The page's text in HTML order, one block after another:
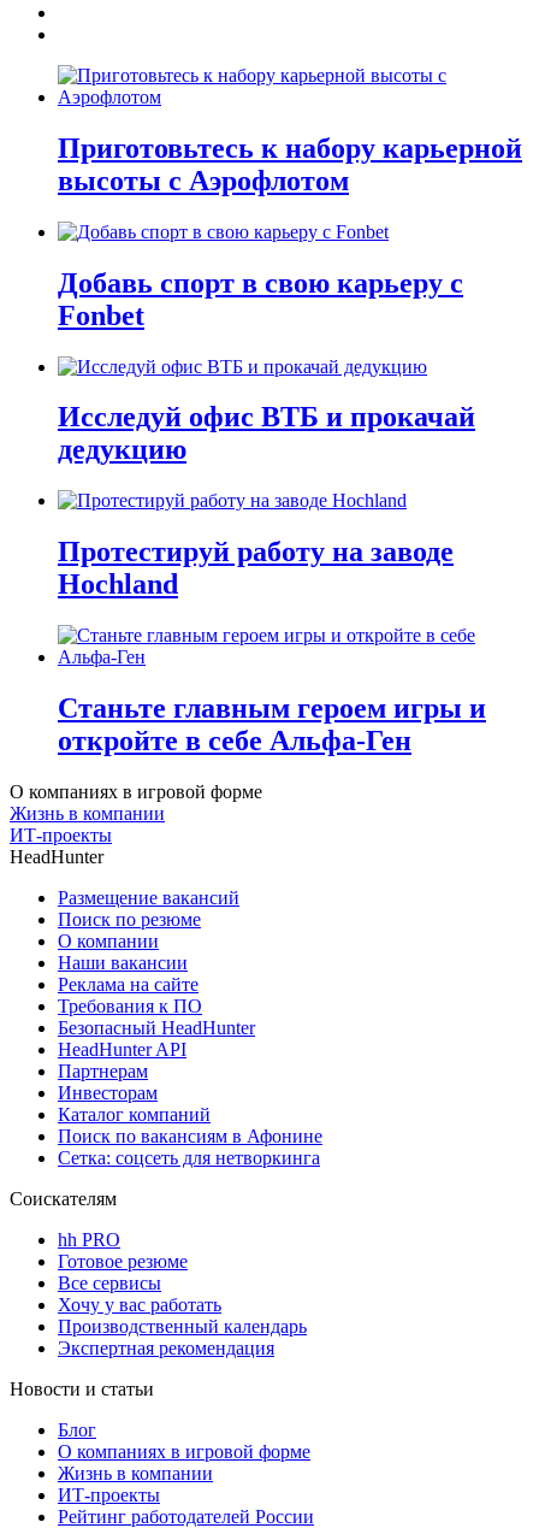
Приготовьтесь к набору карьерной
высоты с Аэрофлотом
Добавь спорт в свою карьеру с
Fonbet
Исследуй офис ВТБ и прокачай
дедукцию
Протестируй работу на заводе
Hochland
Станьте главным героем игры и
откройте в себе Альфа-Ген
О компаниях в игровой форме
Жизнь в компании
ИТ-проекты
HeadHunter
Размещение вакансий
Поиск по резюме
О компании
Наши вакансии
Реклама на сайте
Требования к ПО
Безопасный HeadHunter
HeadHunter API
Партнерам
Инвесторам
Каталог компаний
Поиск по вакансиям в Афонине
Сетка: соцсеть для нетворкинга
Соискателям
hh PRO
Готовое резюме
Все сервисы
Хочу у вас работать
Производственный календарь
Экспертная рекомендация
Новости и статьи
Блог
О компаниях в игровой форме
Жизнь в компании
ИТ-проекты
Рейтинг работодателей России